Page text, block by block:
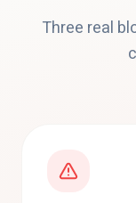
Three real